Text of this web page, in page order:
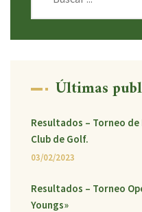
Últimas
Resultados – Torneo
Club de Golf.
03/02/2023
Resultados – Torneo
Youngs»